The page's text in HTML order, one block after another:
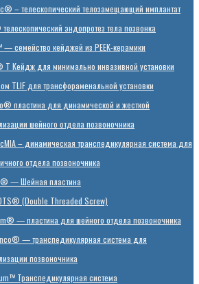
– телескопический телозамещающий имплантат
эндопротез тела позвонка
— семейство кейджей из PEEK-керамики
T Кейдж для минимально инвазивной установки
TLIF для трансфораменальной установки
пластина для динамической и жесткой
шейного отдела позвоночника
– динамическая транспедикулярная система для
отдела позвоночника
— Шейная пластина
(Double Threaded Screw)
— пластина для шейного отдела позвоночника
— транспедикулярная система для
позвоночника
Транспедикулярная система